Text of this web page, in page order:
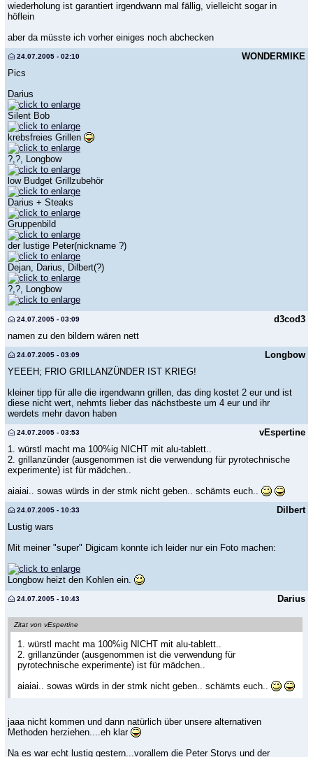
wiederholung ist garantiert irgendwann mal fällig, vielleicht sogar in
höflein
aber da müsste ich vorher einiges noch abchecken
WONDERMIKE
24.07.2005 - 02:10
Pics
Darius
Silent Bob
krebsfreies Grillen
?,?, Longbow
low Budget Grillzubehör
Darius + Steaks
Gruppenbild
der lustige Peter(nickname ?)
Dejan, Darius, Dilbert(?)
?,?, Longbow
d3cod3
24.07.2005 - 03:09
namen zu den bildern wären nett
Longbow
24.07.2005 - 03:09
YEEEH; FRIO GRILLANZÜNDER IST KRIEG!
kleiner tipp für alle die irgendwann grillen, das ding kostet 2 eur und ist
diese nicht wert, nehmts lieber das nächstbeste um 4 eur und ihr
werdets mehr davon haben
vEspertine
24.07.2005 - 03:53
1. würstl macht ma 100%ig NICHT mit alu-tablett..
2. grillanzünder (ausgenommen ist die verwendung für pyrotechnische
experimente) ist für mädchen..
aiaiai.. sowas würds in der stmk nicht geben.. schämts euch..
Dilbert
24.07.2005 - 10:33
Lustig wars
Mit meiner "super" Digicam konnte ich leider nur ein Foto machen:
Longbow heizt den Kohlen ein.
Darius
24.07.2005 - 10:43
Zitat von vEspertine
1. würstl macht ma 100%ig NICHT mit alu-tablett..
2. grillanzünder (ausgenommen ist die verwendung für
pyrotechnische experimente) ist für mädchen..
aiaiai.. sowas würds in der stmk nicht geben.. schämts euch..
jaaa nicht kommen und dann natürlich über unsere alternativen
Methoden herziehen....eh klar
Na es war echt lustig gestern...vorallem die Peter Storys und der